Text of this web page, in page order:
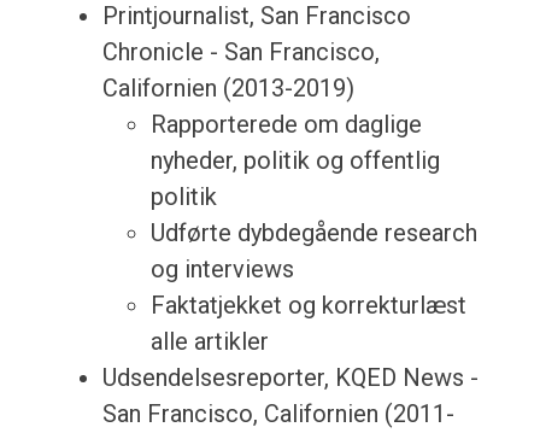
Printjournalist, San Francisco
Chronicle - San Francisco,
Californien (2013-2019)
Rapporterede om daglige
nyheder, politik og offentlig
politik
Udførte dybdegående research
og interviews
Faktatjekket og korrekturlæst
alle artikler
Udsendelsesreporter, KQED News -
San Francisco, Californien (2011-